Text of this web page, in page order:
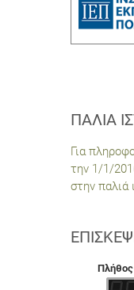
ΠΑΛΙΆ
Για
την 1/1/
στην παλιά